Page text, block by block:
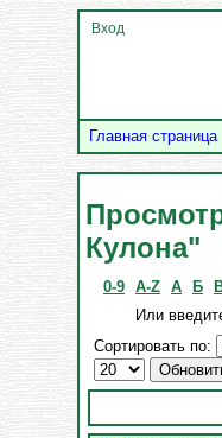
Главная страница
Вход
Кулона"
0-9 A-Z А Б
Или
Сортировать по: